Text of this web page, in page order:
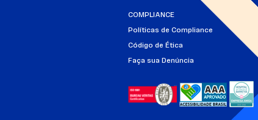
COMPLIANCE
Políticas de Compliance
Código de Ética
Faça sua Denúncia